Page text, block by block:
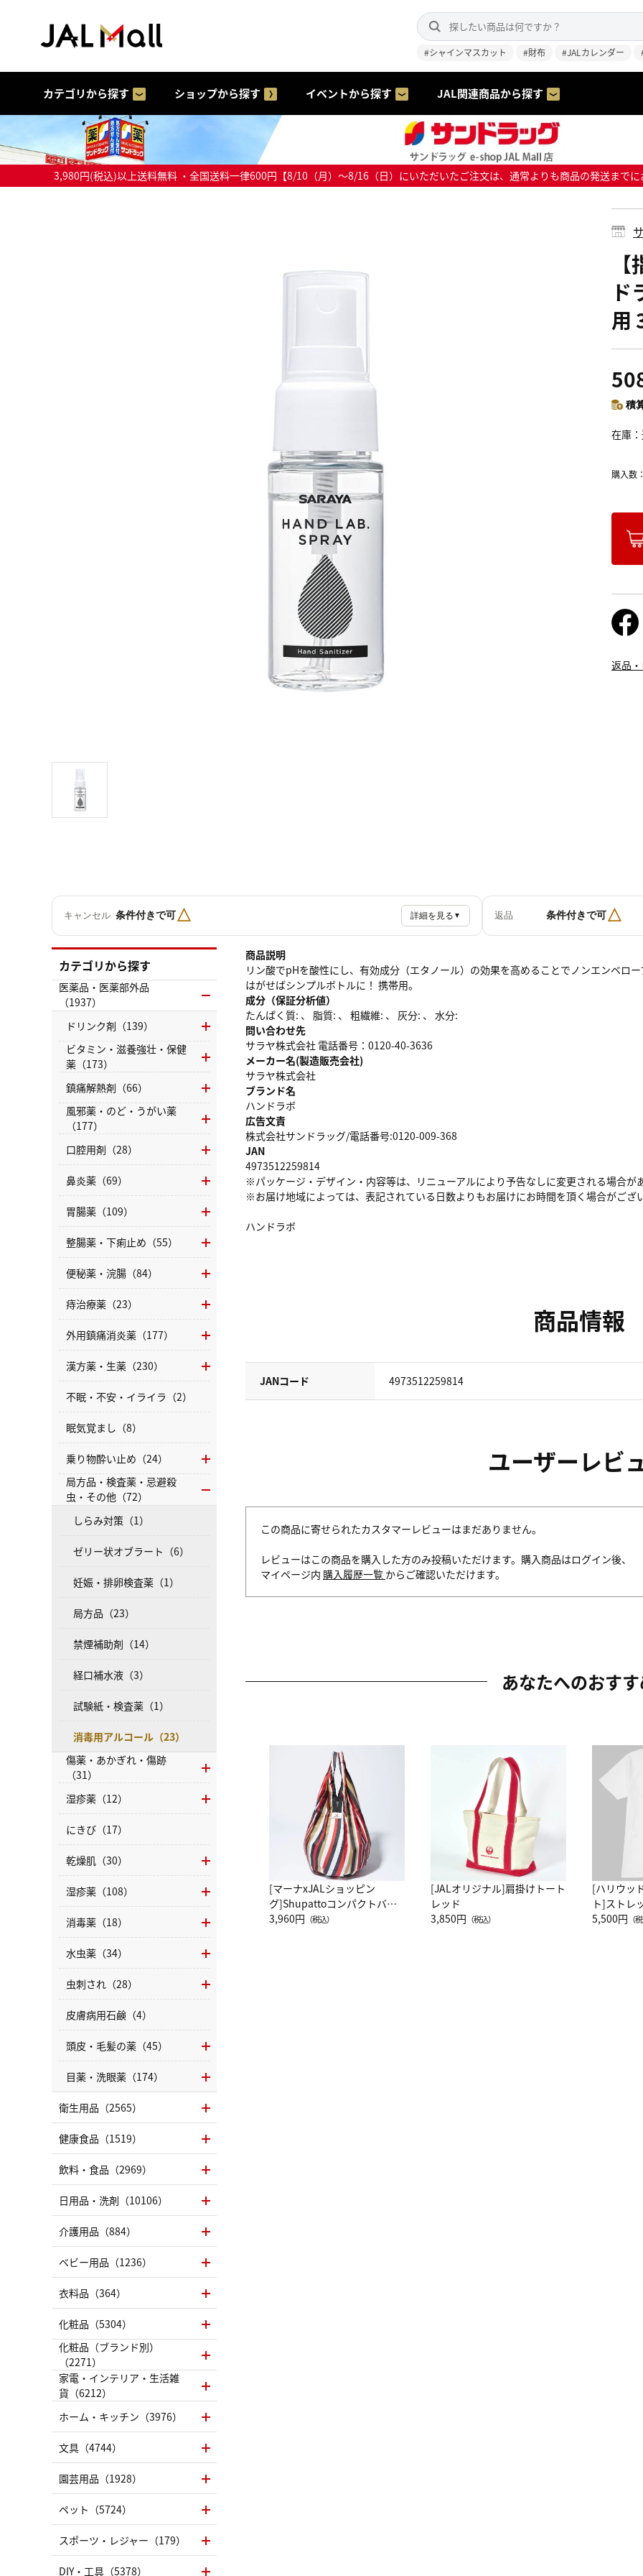
#シャインマスカット #財布 #JALカレンダー
カテゴリから探す ショップから探す イベントから探す JAL関連商品から探す
3,980円(税込)以上送料無料 ・全国送料一律600円【8/10（月）～8/16（日）にいただいたご注文は、通常よりも商品の発送まで
ド
用
積
在庫
購入数
返品
キャンセル 条件付きで可△ 詳細を見る ▼ 返品 条件付きで可△
商品説明
リン酸でpHを酸性にし、有効成分（エタノール）の効果を高めることでノンエンベロ
はがせばシンプルボトルに！ 携帯用。
成分（保証分析値）
たんぱく質: 、 脂質: 、 粗繊維: 、 灰分: 、 水分:
問い合わせ先
サラヤ株式会社 電話番号：0120-40-3636
メーカー名(製造販売会社)
サラヤ株式会社
ブランド名
ハンドラボ
広告文責
株式会社サンドラッグ/電話番号:0120-009-368
JAN
4973512259814
※パッケージ・デザイン・内容等は、リニューアルにより予告なしに変更される場合が
※お届け地域によっては、表記されている日数よりもお届けにお時間を頂く場合がござ
ハンドラボ
商品情報
JANコード 4973512259814
ユーザーレビ
この商品に寄せられたカスタマーレビューはまだありません。
レビューはこの商品を購入した方のみ投稿いただけます。購入商品はログイン後、
マイページ内 購入履歴一覧 からご確認いただけます。
あなたへのおす
[マーナxJALショッピン
グ]Shupattoコンパクトバッ
グ Drop JAL客室乗務員
3,960円 （税込）
[JALオリジナル]肩掛けトート
レッド
3,850円 （税込）
[ハリウッ
ト]ストレ
ーネック
5,500円 （
カテゴリから探す
医薬品・医薬部外品
（1937）
ドリンク剤（139）
ビタミン・滋養強壮・保健
薬（173）
鎮痛解熱剤（66）
風邪薬・のど・うがい薬
（177）
口腔用剤（28）
鼻炎薬（69）
胃腸薬（109）
整腸薬・下痢止め（55）
便秘薬・浣腸（84）
痔治療薬（23）
外用鎮痛消炎薬（177）
漢方薬・生薬（230）
不眠・不安・イライラ（2）
眠気覚まし（8）
乗り物酔い止め（24）
局方品・検査薬・忌避殺
虫・その他（72）
しらみ対策（1）
ゼリー状オブラート（6）
妊娠・排卵検査薬（1）
局方品（23）
禁煙補助剤（14）
経口補水液（3）
試験紙・検査薬（1）
消毒用アルコール（23）
傷薬・あかぎれ・傷跡
（31）
湿疹薬（12）
にきび（17）
乾燥肌（30）
湿疹薬（108）
消毒薬（18）
水虫薬（34）
虫刺され（28）
皮膚病用石鹸（4）
頭皮・毛髪の薬（45）
目薬・洗眼薬（174）
衛生用品（2565）
健康食品（1519）
飲料・食品（2969）
日用品・洗剤（10106）
介護用品（884）
ベビー用品（1236）
衣料品（364）
化粧品（5304）
化粧品（ブランド別）
（2271）
家電・インテリア・生活雑
貨（6212）
ホーム・キッチン（3976）
文具（4744）
園芸用品（1928）
ペット（5724）
スポーツ・レジャー（179）
DIY・工具（5378）